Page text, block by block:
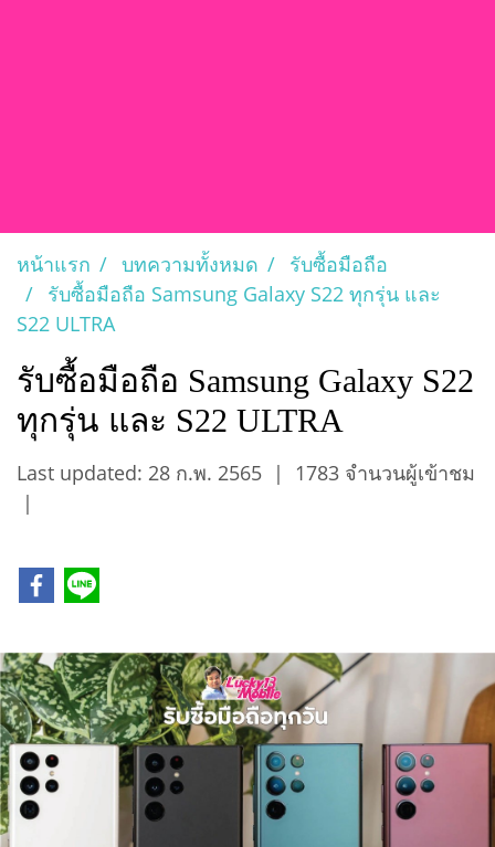
หน้าแรก บทความทั้งหมด
รับซื้อมือถือ
รับซื้อมือถือ Samsung Galaxy S22 ทุกรุ่น และ
S22 ULTRA
รับซื้อมือถือ Samsung Galaxy S22
ทุกรุ่น และ S22 ULTRA
Last updated: 28 ก.พ. 2565 |
1783 จำนวนผู้เข้าชม
|